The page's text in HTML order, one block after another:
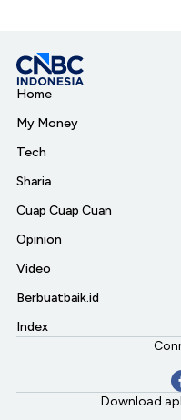
Home
My Money
Tech
Sharia
Cuap Cuap Cuan
Opinion
Video
Berbuatbaik.id
Index
Download